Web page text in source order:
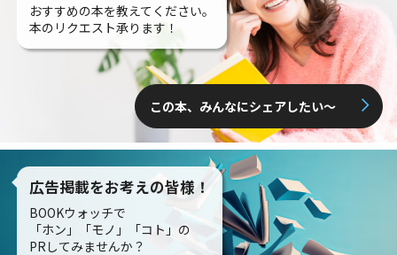
おすすめの本を教えてください。
本のリクエスト承ります！
この本、みんなにシェアしたい〜
広告掲載をお考えの皆様！
BOOKウォッチで
「ホン」「モノ」「コト」の
PRしてみませんか？